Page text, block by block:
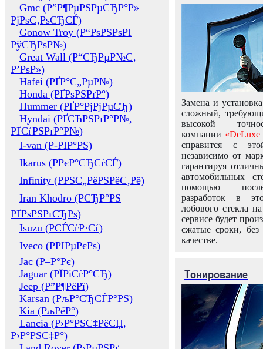
Gmc (Р”Р¶РµРЅРµСЂР°Р»
РјРѕС‚РѕСЂСЃ)
Gonow Troy (Р“РѕРЅРѕРІ
РўСЂРѕР№)
Great Wall (Р“СЂРµР№С‚
Р’РѕР»)
Hafei (РҐР°С„РµР№)
Honda (РҐРѕРЅРґР°)
Hummer (РҐР°РјРјРµСЂ)
Hyndai (РҐСЋРЅРґР°Р№,
РҐСѓРЅРґР°Р№)
I-van (Р-РІР°РЅ)
Ikarus (РРєР°СЂСѓСЃ)
Infinity (РРЅС„РёРЅРёС‚Рё)
Iran Khodro (РСЂР°РЅ
РҐРѕРЅРґСЂРѕ)
Isuzu (РСЃСѓР·Сѓ)
Iveco (РРІРµРєРѕ)
Jac (Р–Р°Рє)
Jaguar (РЇРіСѓР°СЂ)
Jeep (Р”Р¶РёРї)
Karsan (РљР°СЂСЃР°РЅ)
Kia (РљРёР°)
Lancia (Р›Р°РЅС‡РёСЏ,
Р›Р°РЅС‡Р°)
Замена и
сложный,
высокой
компании «DeLuxe
справится с
независимо от
гарантируя
автомобильных
помощью
разработок в
лобового стекла
сервисе будет
сжатые сроки,
качестве.
Тонирование